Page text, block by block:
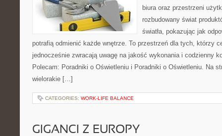
biura oraz przestrzeni
rozbudowany świat
światła, pokazując jak
potrafią odmienić każde wnętrze. To przestrzeń dla tych, którzy
jednocześnie zwracają uwagę na jakość wykonania i codzienny
Polecam: Poradniki o Oświetleniu i Poradniki o Oświetleniu. Na
wielorakie […]
CATEGORIES: WORK-LIFE BALANCE
GIGANCI Z EUROPY